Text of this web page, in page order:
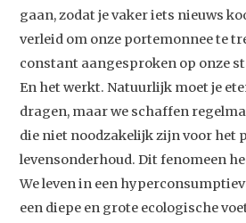
gaan, zodat je vaker iets nieuws
verleid om onze portemonnee te
constant aangesproken op onze
En het werkt. Natuurlijk moet je
dragen, maar we schaffen
die niet noodzakelijk zijn voor het
levensonderhoud. Dit fenomeen
We leven in een
een diepe en grote ecologische